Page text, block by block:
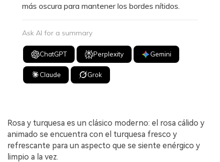
más oscura para mantener los bordes nítidos.
Ask AI for a summary
ChatGPT Perplexity Gemini
Claude Grok
Rosa y turquesa es un clásico moderno: el rosa cálido y
animado se encuentra con el turquesa fresco y
refrescante para un aspecto que se siente enérgico y
limpio a la vez.